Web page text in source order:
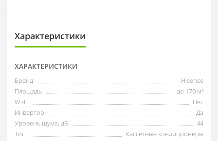
Характеристики
ХАРАКТЕРИСТИКИ
Бренд
Hisense
Площадь
до 170 м²
Wi-Fi
Нет
Инвертор
Да
Уровень шума, дБ
44
Тип
Кассетные кондиционеры